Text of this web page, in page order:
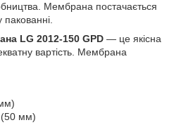
Мембрана постачається
LG 2012-150 GPD — це якісна
вартість. Мембрана
(50 мм)